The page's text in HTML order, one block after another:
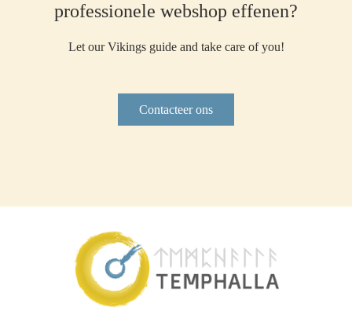
professionele webshop effenen?
Let our Vikings guide and take care of you!
Contacteer ons